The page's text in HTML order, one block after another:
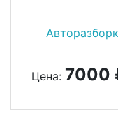
Цена: 7000